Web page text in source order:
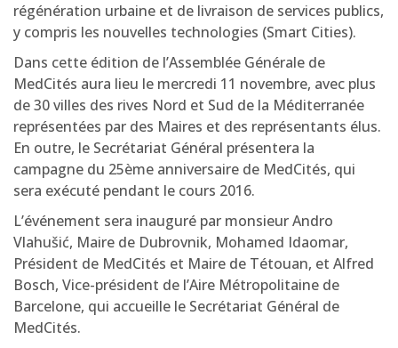
régénération urbaine et de livraison de services publics,
y compris les nouvelles technologies (Smart Cities).
Dans cette édition de l’Assemblée Générale de
MedCités aura lieu le mercredi 11 novembre, avec plus
de 30 villes des rives Nord et Sud de la Méditerranée
représentées par des Maires et des représentants élus.
En outre, le Secrétariat Général présentera la
campagne du 25ème anniversaire de MedCités, qui
sera exécuté pendant le cours 2016.
L’événement sera inauguré par monsieur Andro
Vlahušić, Maire de Dubrovnik, Mohamed Idaomar,
Président de MedCités et Maire de Tétouan, et Alfred
Bosch, Vice-président de l’Aire Métropolitaine de
Barcelone, qui accueille le Secrétariat Général de
MedCités.